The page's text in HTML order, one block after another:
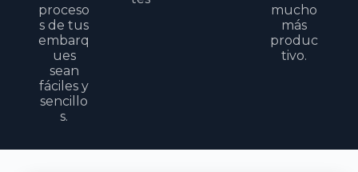
proceso
s de tus
embarq
ues
sean
fáciles y
sencillo
s.
mucho
más
produc
tivo.